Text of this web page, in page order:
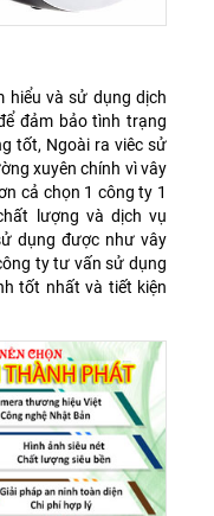
hiểu và sử dụng dịch
đảm bảo tình trạng
tốt, Ngoài ra viêc sử
xuyên chính vì vây
cả chọn 1 công ty 1
lượng và dịch vụ
dụng được như vây
ty tư vấn sử dụng
tốt nhất và tiết kiện